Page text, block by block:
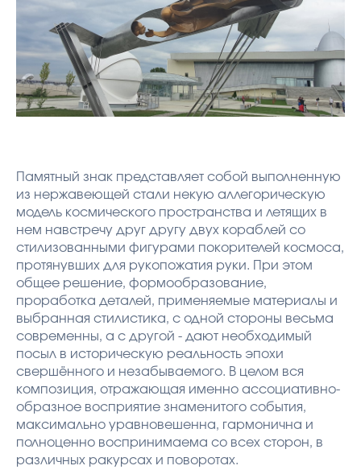
Памятный знак представляет собой выполненную
из нержавеющей стали некую аллегорическую
модель космического пространства и летящих в
нем навстречу друг другу двух кораблей со
стилизованными фигурами покорителей космоса,
протянувших для рукопожатия руки. При этом
общее решение, формообразование,
проработка деталей, применяемые материалы и
выбранная стилистика, с одной стороны весьма
современны, а с другой - дают необходимый
посыл в историческую реальность эпохи
свершённого и незабываемого. В целом вся
композиция, отражающая именно ассоциативно-
образное восприятие знаменитого события,
максимально уравновешенна, гармонична и
полноценно воспринимаема со всех сторон, в
различных ракурсах и поворотах.